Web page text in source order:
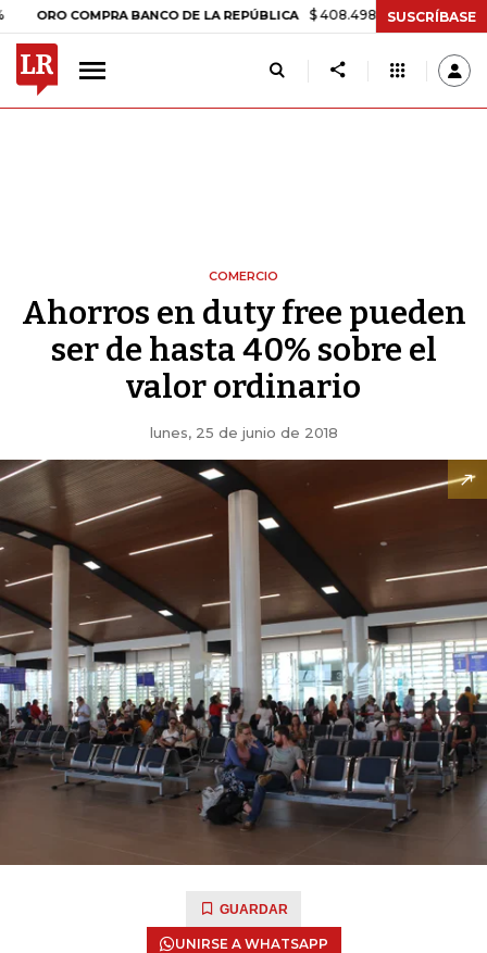
COMPRA BANCO DE LA REPÚBLICA $ 408.498,97 +$ 8.753,81 +2,19%
SUSCRÍBASE
COMERCIO
Ahorros en duty free pueden
ser de hasta 40% sobre el
valor ordinario
lunes, 25 de junio de 2018
GUARDAR
UNIRSE A WHATSAPP